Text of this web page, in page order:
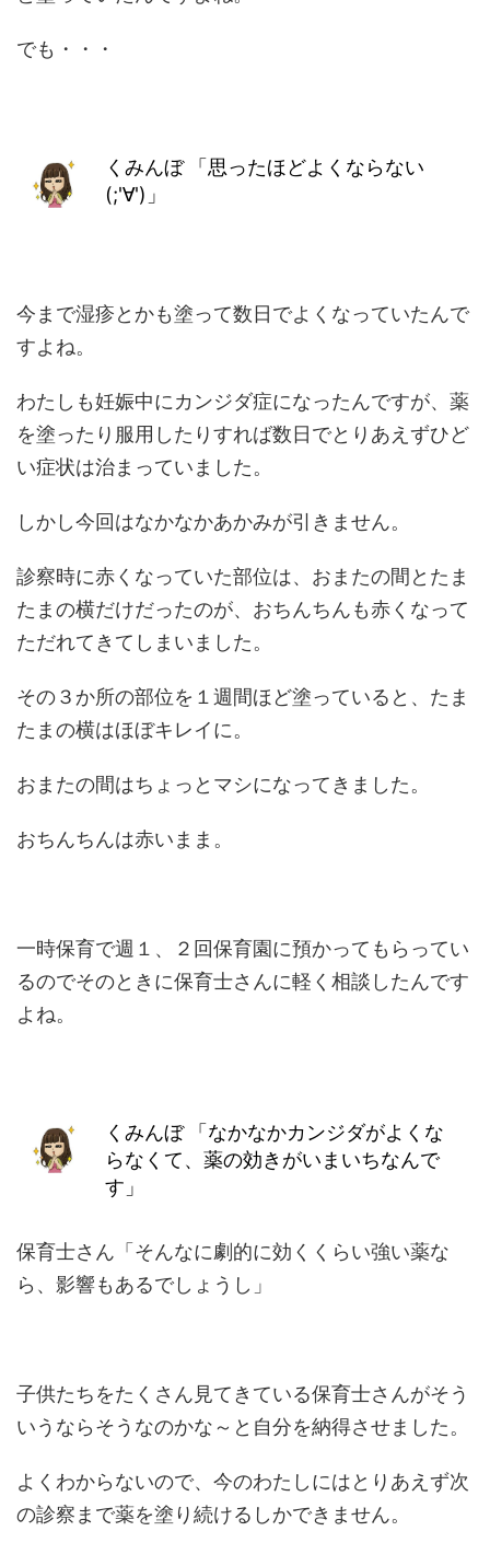
でも・・・
くみんぼ
「思ったほどよくならない
(;'∀')」
今まで湿疹とかも塗って数日でよくなっていたんで
すよね。
わたしも妊娠中にカンジダ症になったんですが、薬
を塗ったり服用したりすれば数日でとりあえずひど
い症状は治まっていました。
しかし今回はなかなかあかみが引きません。
診察時に赤くなっていた部位は、おまたの間とたま
たまの横だけだったのが、おちんちんも赤くなって
ただれてきてしまいました。
その３か所の部位を１週間ほど塗っていると、たま
たまの横はほぼキレイに。
おまたの間はちょっとマシになってきました。
おちんちんは赤いまま。
一時保育で週１、２回保育園に預かってもらってい
るのでそのときに保育士さんに軽く相談したんです
よね。
くみんぼ
「なかなかカンジダがよくな
らなくて、薬の効きがいまいちなんで
す」
保育士さん「そんなに劇的に効くくらい強い薬な
ら、影響もあるでしょうし」
子供たちをたくさん見てきている保育士さんがそう
いうならそうなのかな～と自分を納得させました。
よくわからないので、今のわたしにはとりあえず次
の診察まで薬を塗り続けるしかできません。